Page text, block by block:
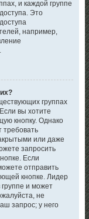
и каждой группе
Это
например,
группах
вы хотите
кнопку. Однако
требовать
или даже
запросить
Если
отправить
кнопке. Лидер
и может
не
запрос; у него